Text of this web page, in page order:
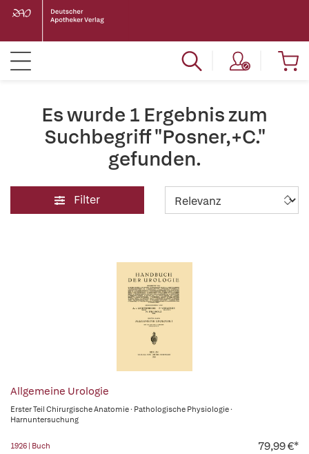
Es wurde 1 Ergebnis zum
Suchbegriff "Posner,+C."
gefunden.
Filter
Allgemeine Urologie
Erster Teil Chirurgische Anatomie · Pathologische Physiologie ·
Harnuntersuchung
1926 | Buch 79,99 €*